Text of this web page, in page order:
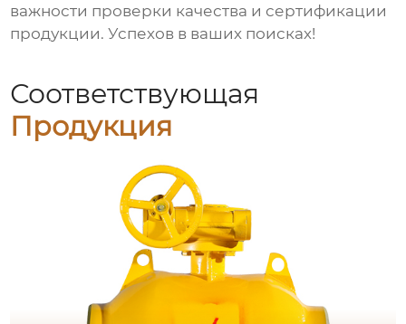
важности проверки качества и сертификации
продукции. Успехов в ваших поисках!
Соответствующая
Продукция